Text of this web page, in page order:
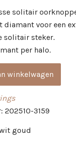
solitair
diamant voor een
solitair steker.
per halo.
winkelwagen
3159
goud